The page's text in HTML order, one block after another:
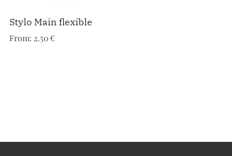
Stylo Main flexible
From: 2.50€